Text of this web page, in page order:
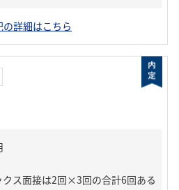
の詳細はこちら
ス面接は2回×3回の合計6回ある